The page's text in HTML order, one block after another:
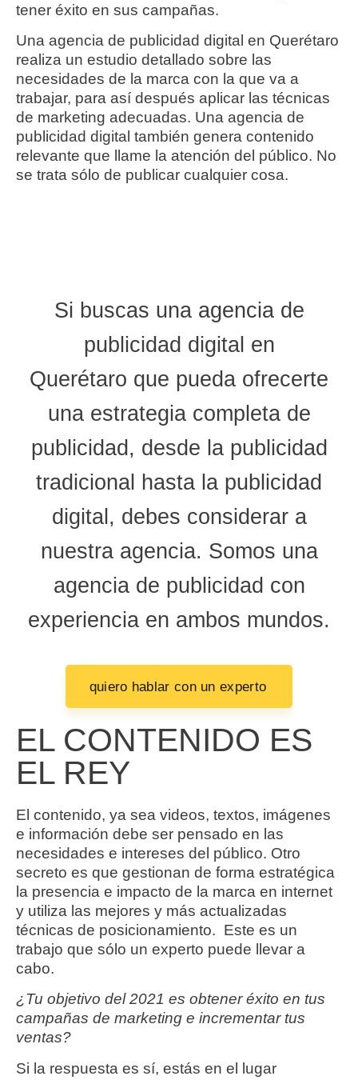
tener éxito en sus campañas.
Una agencia de publicidad digital en Querétaro
realiza un estudio detallado sobre las
necesidades de la marca con la que va a
trabajar, para así después aplicar las técnicas
de marketing adecuadas. Una agencia de
publicidad digital también genera contenido
relevante que llame la atención del público. No
se trata sólo de publicar cualquier cosa.
Si buscas una agencia de
publicidad digital en
Querétaro que pueda ofrecerte
una estrategia completa de
publicidad, desde la publicidad
tradicional hasta la publicidad
digital, debes considerar a
nuestra agencia. Somos una
agencia de publicidad con
experiencia en ambos mundos.
quiero hablar con un experto
EL CONTENIDO ES
EL REY
El contenido, ya sea videos, textos, imágenes
e información debe ser pensado en las
necesidades e intereses del público. Otro
secreto es que gestionan de forma estratégica
la presencia e impacto de la marca en internet
y utiliza las mejores y más actualizadas
técnicas de posicionamiento. Este es un
trabajo que sólo un experto puede llevar a
cabo.
¿Tu objetivo del 2021 es obtener éxito en tus
campañas de marketing e incrementar tus
ventas?
Si la respuesta es sí, estás en el lugar